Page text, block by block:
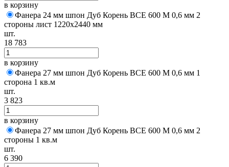
в корзину
Фанера 24 мм шпон Дуб Корень BCE 600 M 0,6 мм 2
стороны лист 1220х2440 мм
шт.
18 783
в корзину
Фанера 27 мм шпон Дуб Корень BCE 600 M 0,6 мм 1
сторона 1 кв.м
шт.
3 823
в корзину
Фанера 27 мм шпон Дуб Корень BCE 600 M 0,6 мм 2
стороны 1 кв.м
шт.
6 390